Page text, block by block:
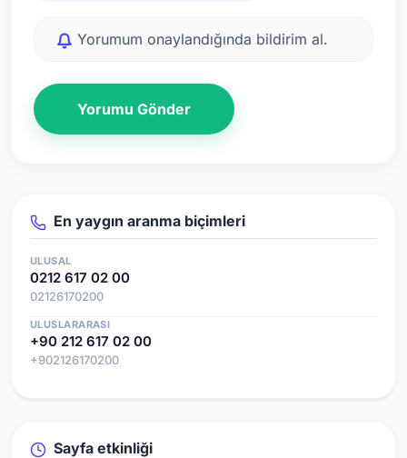
Yorumum onaylandığında bildirim al.
Yorumu Gönder
En yaygın aranma biçimleri
ULUSAL
0212 617 02 00
02126170200
ULUSLARARASI
+90 212 617 02 00
+902126170200
Sayfa etkinliği